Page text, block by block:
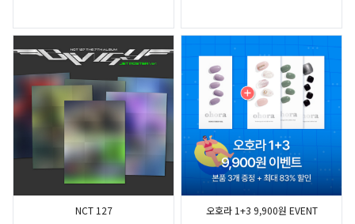
NCT 127
오호라 1+3 9,900원 EVENT